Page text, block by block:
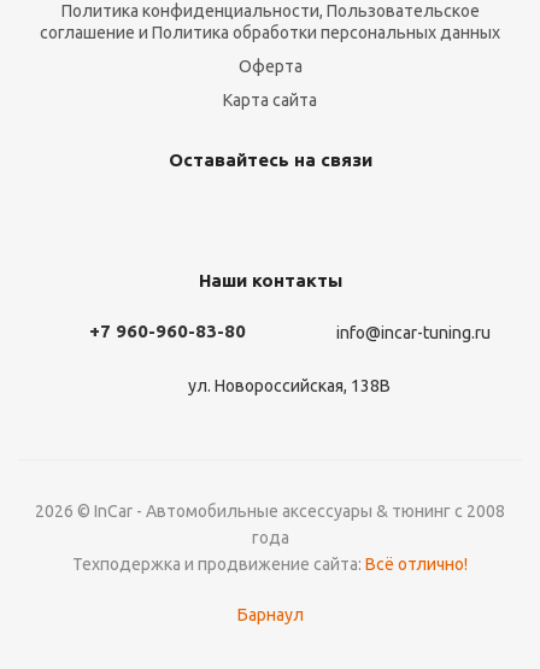
Политика конфиденциальности, Пользовательское
соглашение и Политика обработки персональных данных
Оферта
Карта сайта
Оставайтесь на связи
Наши контакты
+7 960-960-83-80 info@incar-tuning.ru
ул. Новороссийская, 138В
2026 © InCar - Автомобильные аксессуары & тюнинг с 2008
года
Техподержка и продвижение сайта: Всё отлично!
Барнаул